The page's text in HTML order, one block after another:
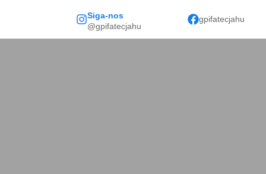
Siga-nos
@gpifatecjahu
gpifatecjahu